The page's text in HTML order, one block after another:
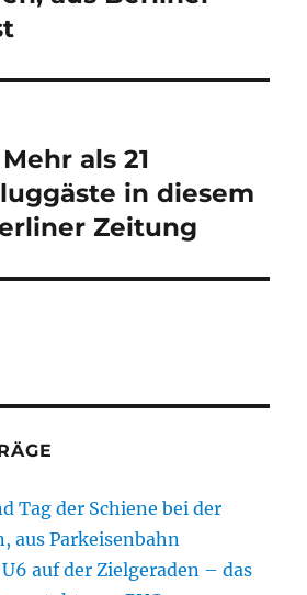
als 21
in diesem
Zeitung
Tag der Schiene bei der
aus Parkeisenbahn
auf der Zielgeraden – das